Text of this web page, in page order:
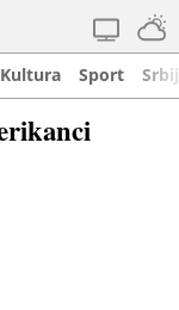
Kultura Sport